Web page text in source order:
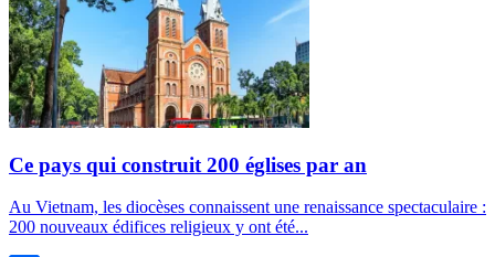
Ce pays qui construit 200 églises par an
Au Vietnam, les diocèses connaissent une renaissance spectaculaire :
200 nouveaux édifices religieux y ont été...